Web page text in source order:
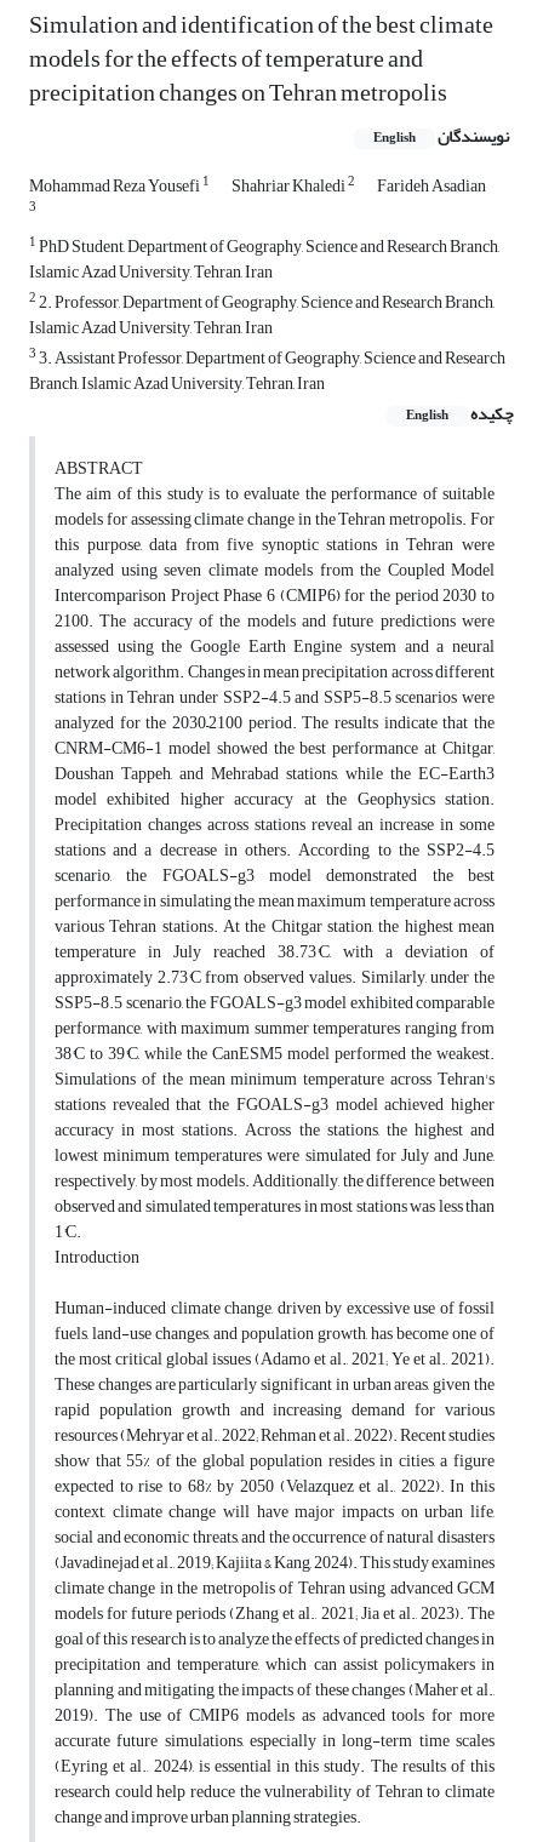
Simulation and identification of the best climate
models for the effects of temperature and
precipitation changes on Tehran metropolis
نویسندگان English
Mohammad Reza Yousefi1 Shahriar Khaledi2 Farideh Asadian
3
1PhD Student, Department of Geography, Science and Research Branch,
Islamic Azad University, Tehran, Iran
22. Professor, Department of Geography, Science and Research Branch,
Islamic Azad University, Tehran, Iran
33. Assistant Professor, Department of Geography, Science and Research
Branch, Islamic Azad University, Tehran, Iran
چکیده
English
ABSTRACT
The aim of this study is to evaluate the performance of suitable
models for assessing climate change in the Tehran metropolis. For
this purpose, data from five synoptic stations in Tehran were
analyzed using seven climate models from the Coupled Model
Intercomparison Project Phase 6 (CMIP6) for the period 2030 to
2100. The accuracy of the models and future predictions were
assessed using the Google Earth Engine system and a neural
network algorithm. Changes in mean precipitation across different
stations in Tehran under SSP2-4.5 and SSP5-8.5 scenarios were
analyzed for the 2030–2100 period. The results indicate that the
CNRM-CM6-1 model showed the best performance at Chitgar,
Doushan Tappeh, and Mehrabad stations, while the EC-Earth3
model exhibited higher accuracy at the Geophysics station.
Precipitation changes across stations reveal an increase in some
stations and a decrease in others. According to the SSP2-4.5
scenario, the FGOALS-g3 model demonstrated the best
performance in simulating the mean maximum temperature across
various Tehran stations. At the Chitgar station, the highest mean
temperature in July reached 38.73°C, with a deviation of
approximately 2.73°C from observed values. Similarly, under the
SSP5-8.5 scenario, the FGOALS-g3 model exhibited comparable
performance, with maximum summer temperatures ranging from
38°C to 39°C, while the CanESM5 model performed the weakest.
Simulations of the mean minimum temperature across Tehran's
stations revealed that the FGOALS-g3 model achieved higher
accuracy in most stations. Across the stations, the highest and
lowest minimum temperatures were simulated for July and June,
respectively, by most models. Additionally, the difference between
observed and simulated temperatures in most stations was less than
1°C.
Introduction
Human-induced climate change, driven by excessive use of fossil
fuels, land-use changes, and population growth, has become one of
the most critical global issues (Adamo et al., 2021; Ye et al., 2021).
These changes are particularly significant in urban areas, given the
rapid population growth and increasing demand for various
resources (Mehryar et al., 2022; Rehman et al., 2022). Recent studies
show that 55% of the global population resides in cities, a figure
expected to rise to 68% by 2050 (Velazquez et al., 2022). In this
context, climate change will have major impacts on urban life,
social and economic threats, and the occurrence of natural disasters
(Javadinejad et al., 2019; Kajiita & Kang, 2024). This study examines
climate change in the metropolis of Tehran using advanced GCM
models for future periods (Zhang et al., 2021; Jia et al., 2023). The
goal of this research is to analyze the effects of predicted changes in
precipitation and temperature, which can assist policymakers in
planning and mitigating the impacts of these changes (Maher et al.,
2019). The use of CMIP6 models as advanced tools for more
accurate future simulations, especially in long-term time scales
(Eyring et al., 2024), is essential in this study. The results of this
research could help reduce the vulnerability of Tehran to climate
change and improve urban planning strategies.